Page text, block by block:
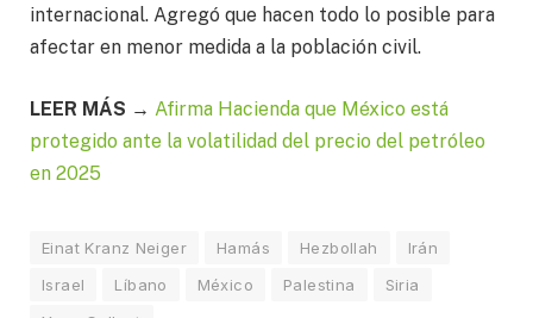
internacional. Agregó que hacen todo lo posible para
afectar en menor medida a la población civil.
LEER MÁS → Afirma Hacienda que México está
protegido ante la volatilidad del precio del petróleo
en 2025
Einat Kranz Neiger Hamás Hezbollah
Irán
Israel
Líbano México Palestina
Siria